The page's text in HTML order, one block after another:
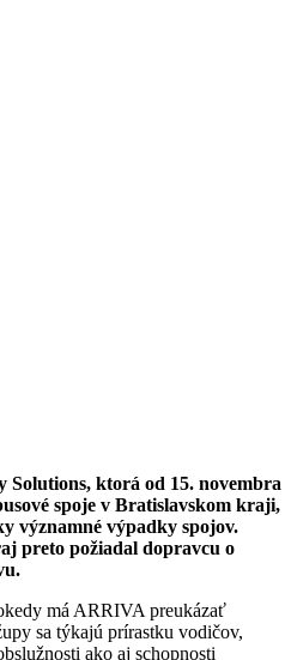
ktorá od 15. novembra
spoje v Bratislavskom kraji,
významné výpadky spojov.
preto požiadal dopravcu o
má ARRIVA preukázať
sa týkajú prírastku vodičov,
ako aj schopnosti